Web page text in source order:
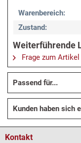
Warenbereich:
Zustand:
Weiterführende
Frage zum
Passend für...
Kunden haben sich
Kontakt